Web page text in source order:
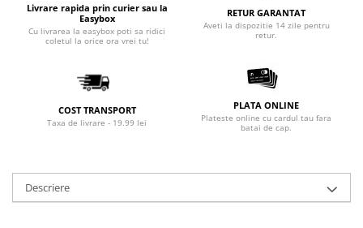
Livrare rapida prin curier sau la
Easybox
Cu livrarea la easybox poti sa ridici
coletul la orice ora vrei tu!
RETUR GARANTAT
Aveti la dispozitie 14 zile pentru
retur.
COST TRANSPORT
Taxa de livrare - 19.99 lei
PLATA ONLINE
Plateste online cu cardul tau fara
batai de cap.
Descriere